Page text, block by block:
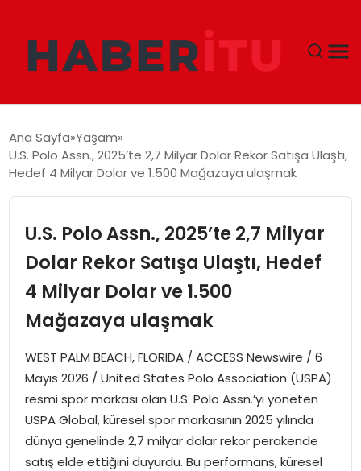
DÜNYA
TEKNOLOJI
EĞITIM
MAGAZIN
SPOR
YAŞAM
Ana Sayfa Yaşam
U.S. Polo Assn., 2025’te 2,7 Milyar Dolar Rekor Satışa Ulaştı,
Hedef 4 Milyar Dolar ve 1.500 Mağazaya ulaşmak
U.S. Polo Assn., 2025’te 2,7 Milyar
Dolar Rekor Satışa Ulaştı, Hedef
4 Milyar Dolar ve 1.500
Mağazaya ulaşmak
WEST PALM BEACH, FLORIDA / ACCESS Newswire / 6
Mayıs 2026 / United States Polo Association (USPA)
resmi spor markası olan U.S. Polo Assn.’yi yöneten
USPA Global, küresel spor markasının 2025 yılında
dünya genelinde 2,7 milyar dolar rekor perakende
satış elde ettiğini duyurdu. Bu performans, küresel